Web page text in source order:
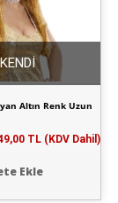
Altın Renk Uzun
TL (KDV Dahil)
Ekle